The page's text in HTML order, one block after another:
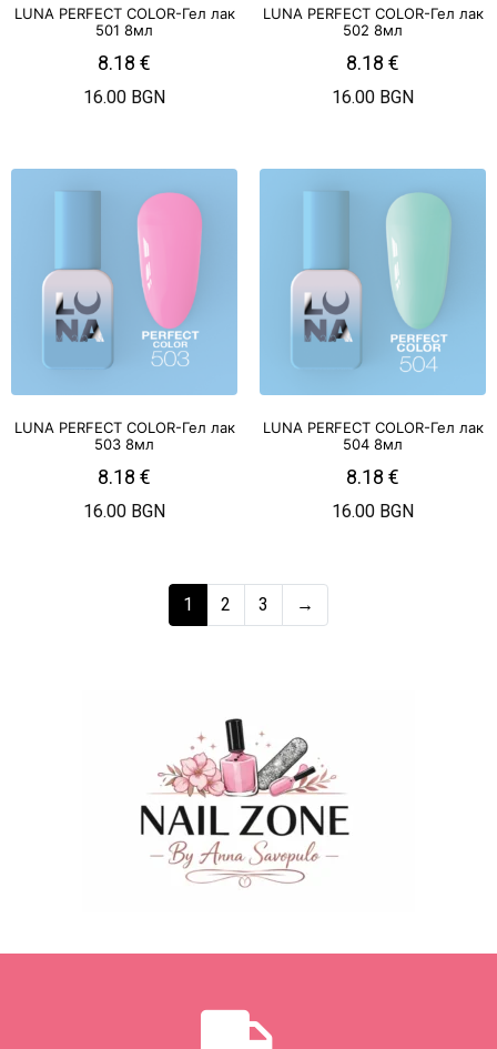
LUNA PERFECT COLOR-Гел лак
501 8мл
8.18 €
16.00 BGN
LUNA PERFECT COLOR-Гел лак
502 8мл
8.18 €
16.00 BGN
LUNA PERFECT COLOR-Гел лак
503 8мл
8.18 €
16.00 BGN
LUNA PERFECT COLOR-Гел лак
504 8мл
8.18 €
16.00 BGN
1 2 3 →